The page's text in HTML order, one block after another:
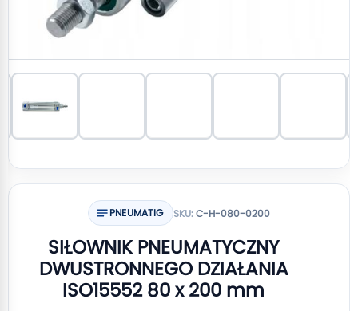
PNEUMATIG SKU:C-H-080-0200
SIŁOWNIK PNEUMATYCZNY
DWUSTRONNEGO DZIAŁANIA
ISO15552 80 x 200 mm